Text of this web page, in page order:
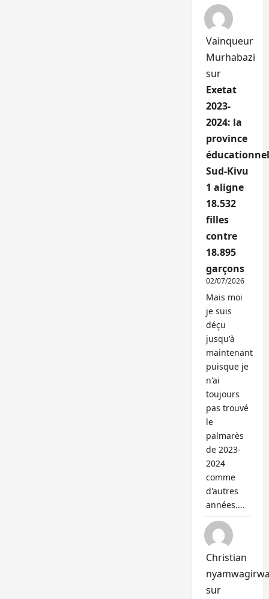
Vainqueur
Murhabazi
sur
Exetat
2023-
2024: la
province
Sud-Kivu
1 aligne
18.532
filles
contre
18.895
garçons
02/07/2026
Mais moi
je suis
déçu
jusqu'à
maintenant
puisque je
n'ai
toujours
pas trouvé
le
palmarès
de 2023-
2024
comme
d'autres
années.…
Christian
sur